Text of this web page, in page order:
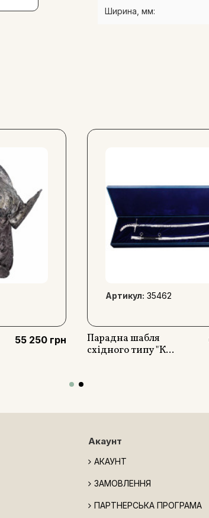
можливість
Ширина, мм:
55 250 грн
Артикул: 35462
Парадна шабля
східного типу "К...
Акаунт
АКАУНТ
ЗАМОВЛЕННЯ
ПАРТНЕРСЬКА ПРОГРАМА